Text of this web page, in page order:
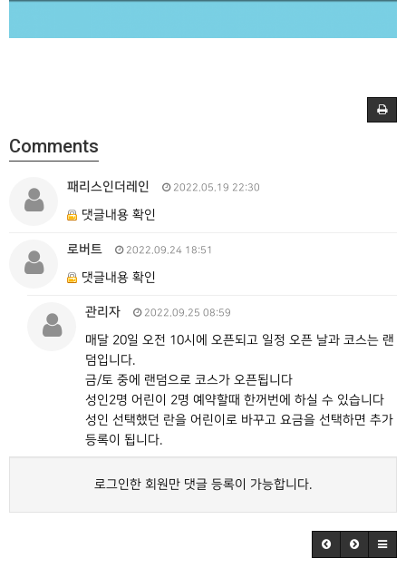
Comments
패리스인더레인 2022.05.19 22:30
댓글내용 확인
로버트 2022.09.24 18:51
댓글내용 확인
관리자 2022.09.25 08:59
매달 20일 오전 10시에 오픈되고 일정 오픈 날과 코스는 랜
덤입니다.
금/토 중에 랜덤으로 코스가 오픈됩니다
성인2명 어린이 2명 예약할때 한꺼번에 하실 수 있습니다
성인 선택했던 란을 어린이로 바꾸고 요금을 선택하면 추가
등록이 됩니다.
로그인한 회원만 댓글 등록이 가능합니다.